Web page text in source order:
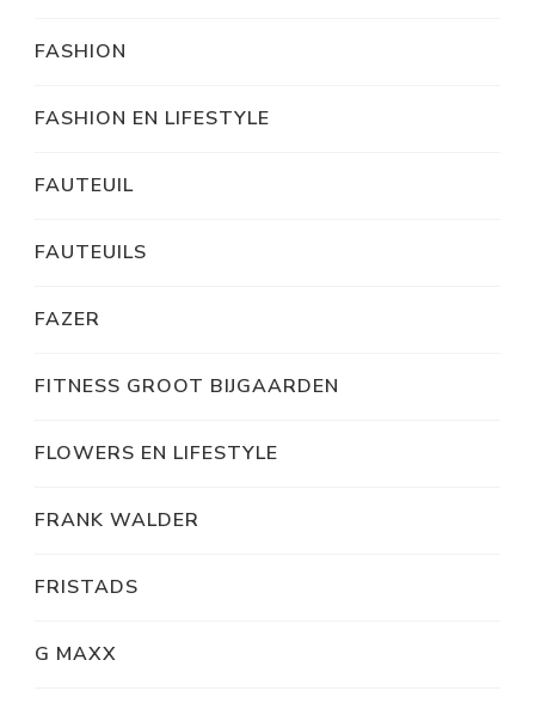
FASHION
FASHION EN LIFESTYLE
FAUTEUIL
FAUTEUILS
FAZER
FITNESS GROOT BIJGAARDEN
FLOWERS EN LIFESTYLE
FRANK WALDER
FRISTADS
G MAXX